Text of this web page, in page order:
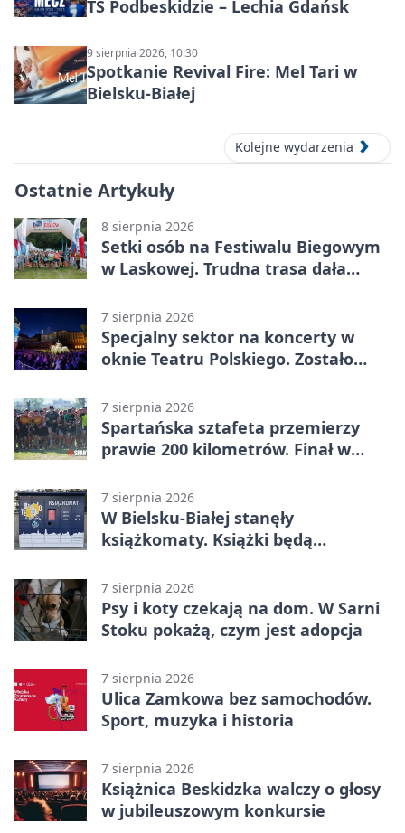
TS Podbeskidzie – Lechia Gdańsk
9 sierpnia 2026, 10:30
Spotkanie Revival Fire: Mel Tari w
Bielsku-Białej
Kolejne wydarzenia
Ostatnie Artykuły
8 sierpnia 2026
Setki osób na Festiwalu Biegowym
w Laskowej. Trudna trasa dała
7 sierpnia 2026
Specjalny sektor na koncerty w
oknie Teatru Polskiego. Zostało
7 sierpnia 2026
Spartańska sztafeta przemierzy
prawie 200 kilometrów. Finał w
7 sierpnia 2026
W Bielsku-Białej stanęły
książkomaty. Książki będą
7 sierpnia 2026
Psy i koty czekają na dom. W Sarni
Stoku pokażą, czym jest adopcja
7 sierpnia 2026
Ulica Zamkowa bez samochodów.
Sport, muzyka i historia
7 sierpnia 2026
Książnica Beskidzka walczy o głosy
w jubileuszowym konkursie